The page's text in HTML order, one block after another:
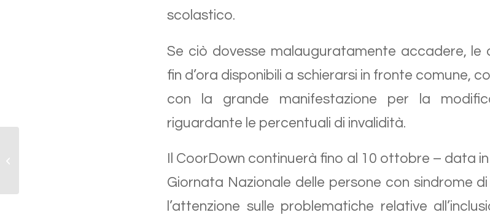
scolastico.
Se ciò dovesse malauguratamente accadere, le
fin d’ora disponibili a schierarsi in fronte comune,
con la grande manifestazione per la
riguardante le percentuali di invalidità.
Il CoorDown continuerà fino al 10 ottobre – data
Giornata Nazionale delle persone con sindrome
l’attenzione sulle problematiche relative